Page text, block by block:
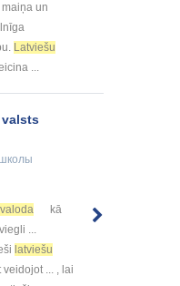
maiņa un
Latviešu
...
valsts
valoda
kā
...
latviešu
... , lai